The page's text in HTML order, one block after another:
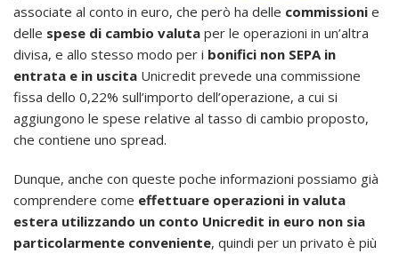
associate al conto in euro, che però ha delle commissioni e
delle spese di cambio valuta per le operazioni in un’altra
divisa, e allo stesso modo per i bonifici non SEPA in
entrata e in uscita Unicredit prevede una commissione
fissa dello 0,22% sull’importo dell’operazione, a cui si
aggiungono le spese relative al tasso di cambio proposto,
che contiene uno spread.
Dunque, anche con queste poche informazioni possiamo già
comprendere come effettuare operazioni in valuta
estera utilizzando un conto Unicredit in euro non sia
particolarmente conveniente, quindi per un privato è più